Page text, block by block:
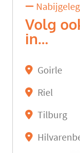
Volg
in...
Goirle
Riel
Tilburg